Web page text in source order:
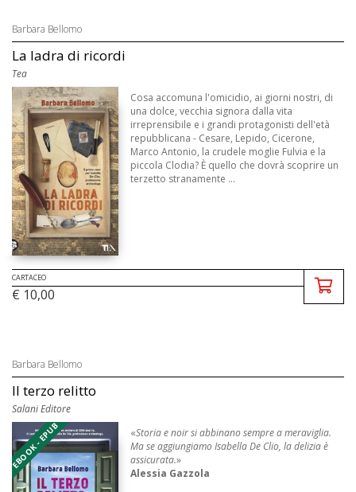
Barbara Bellomo
La ladra di ricordi
Tea
Cosa accomuna l'omicidio, ai giorni nostri, di
una dolce, vecchia signora dalla vita
irreprensibile e i grandi protagonisti dell'età
repubblicana - Cesare, Lepido, Cicerone,
Marco Antonio, la crudele moglie Fulvia e la
piccola Clodia? È quello che dovrà scoprire un
terzetto stranamente ...
CARTACEO
€ 10,00
Barbara Bellomo
Il terzo relitto
Salani Editore
EBOOK - EPUB «Storia e noir si abbinano sempre a meraviglia.
Ma se aggiungiamo Isabella De Clio, la delizia è
assicurata.»
Alessia Gazzola